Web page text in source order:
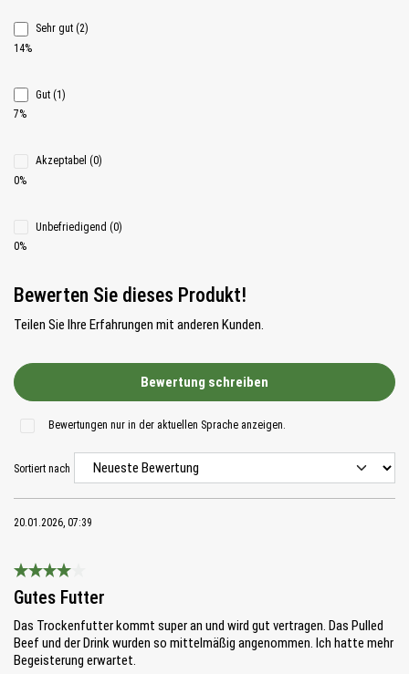
Sehr gut (2)
14%
Gut (1)
7%
Akzeptabel (0)
0%
Unbefriedigend (0)
0%
Bewerten Sie dieses Produkt!
Teilen Sie Ihre Erfahrungen mit anderen Kunden.
Bewertung schreiben
Bewertungen nur in der aktuellen Sprache anzeigen.
Sortiert nach
20.01.2026, 07:39
Bewertung mit 4 von 5 Sternen
Gutes Futter
Das Trockenfutter kommt super an und wird gut vertragen. Das Pulled
Beef und der Drink wurden so mittelmäßig angenommen. Ich hatte mehr
Begeisterung erwartet.